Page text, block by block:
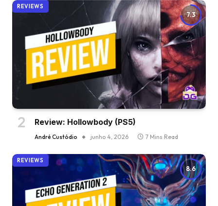
7.3
REVIEWS
Review: Hollowbody (PS5)
André Custódio junho 4, 2026 7 Mins Read
8.6
REVIEWS